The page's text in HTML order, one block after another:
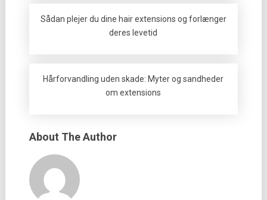
Sådan plejer du dine hair extensions og forlænger
deres levetid
Hårforvandling uden skade: Myter og sandheder
om extensions
About The Author